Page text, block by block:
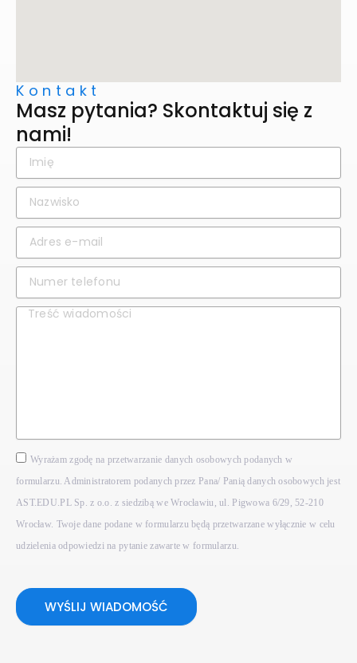
Kontakt
Masz pytania? Skontaktuj się z
nami!
Wyrażam zgodę na przetwarzanie danych osobowych podanych w
formularzu. Administratorem podanych przez Pana/ Panią danych osobowych jest
AST.EDU.PL Sp. z o.o. z siedzibą we Wrocławiu, ul. Pigwowa 6/29, 52-210
Wrocław. Twoje dane podane w formularzu będą przetwarzane wyłącznie w celu
udzielenia odpowiedzi na pytanie zawarte w formularzu.
WYŚLIJ WIADOMOŚĆ